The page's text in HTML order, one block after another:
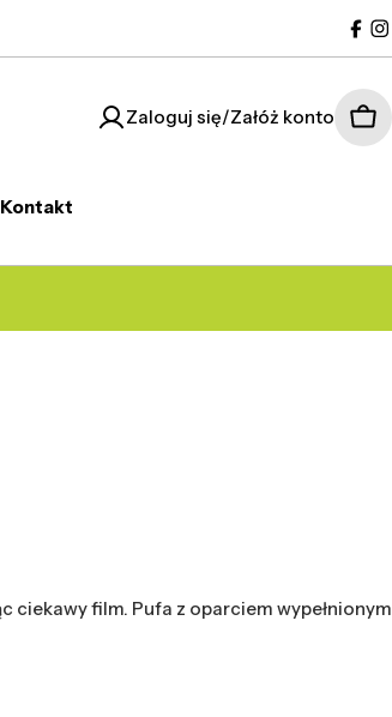
Zaloguj się/Załóż konto
Kontakt
film. Pufa z oparciem wypełnionym